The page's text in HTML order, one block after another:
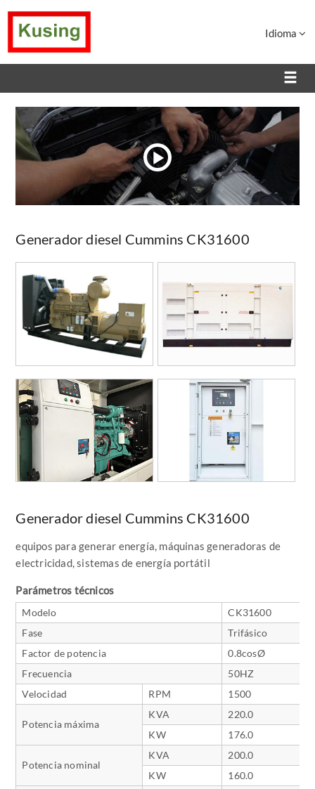
Idioma
Generador diesel Cummins CK31600
Generador diesel Cummins CK31600
equipos para generar energía, máquinas generadoras de
electricidad, sistemas de energía portátil
Parámetros técnicos
Modelo
CK31600
Fase
Trifásico
Factor de potencia
0.8cosØ
Frecuencia
50HZ
Velocidad
RPM 1500
Potencia máxima
KVA
220.0
KW
176.0
Potencia nominal
KVA
200.0
KW
160.0